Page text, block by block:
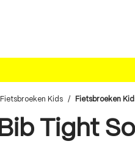
Fietsbroeken Kids / Fietsbroeken
Tight